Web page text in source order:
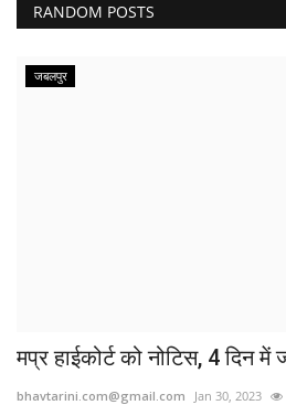
RANDOM POSTS
जबलपुर
मप्र हाईकोर्ट को नोटिस, 4 दिन में
bhavtarini.com@gmail.com Jan 30, 2023